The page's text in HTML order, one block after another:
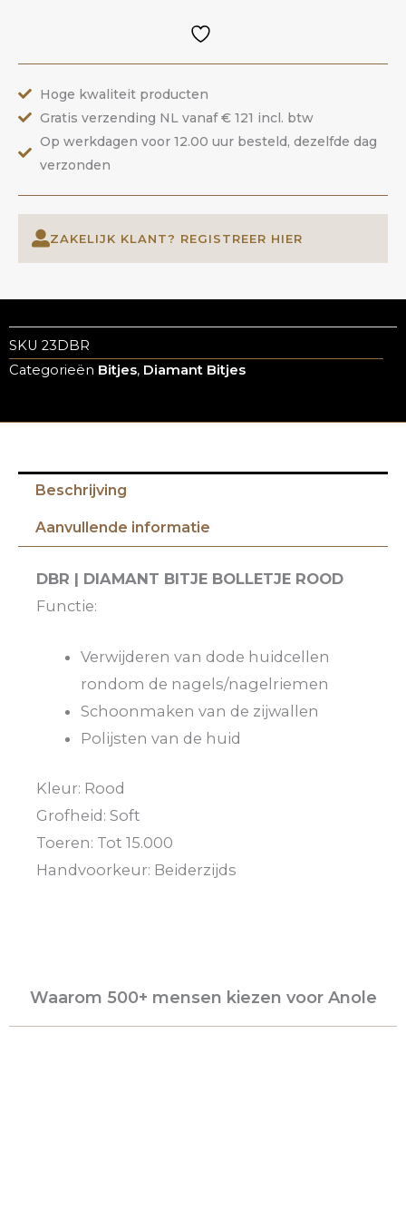
Hoge kwaliteit producten
Gratis verzending NL vanaf € 121 incl. btw
Op werkdagen voor 12.00 uur besteld, dezelfde dag
verzonden
ZAKELIJK KLANT? REGISTREER HIER
SKU 23DBR
Categorieën Bitjes, Diamant Bitjes
Beschrijving
Aanvullende informatie
DBR | DIAMANT BITJE BOLLETJE ROOD
Functie:
Verwijderen van dode huidcellen
rondom de nagels/nagelriemen
Schoonmaken van de zijwallen
Polijsten van de huid
Kleur: Rood
Grofheid: Soft
Toeren: Tot 15.000
Handvoorkeur: Beiderzijds
Waarom 500+ mensen kiezen voor Anole